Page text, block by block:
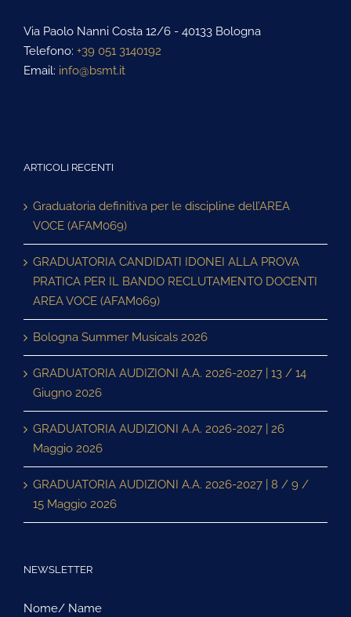
Via Paolo Nanni Costa 12/6 - 40133 Bologna
Telefono: +39 051 3140192
Email: info@bsmt.it
ARTICOLI RECENTI
Graduatoria definitiva per le discipline dell’AREA
VOCE (AFAM069)
GRADUATORIA CANDIDATI IDONEI ALLA PROVA
PRATICA PER IL BANDO RECLUTAMENTO DOCENTI
AREA VOCE (AFAM069)
Bologna Summer Musicals 2026
GRADUATORIA AUDIZIONI A.A. 2026-2027 | 13 / 14
Giugno 2026
GRADUATORIA AUDIZIONI A.A. 2026-2027 | 26
Maggio 2026
GRADUATORIA AUDIZIONI A.A. 2026-2027 | 8 / 9 /
15 Maggio 2026
NEWSLETTER
Nome/ Name